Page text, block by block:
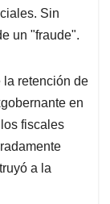
Sin
un "fraude".
la retención de
en
fiscales
a la